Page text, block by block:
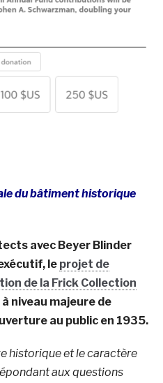
du bâtiment historique
avec Beyer Blinder
le projet de
de la Frick Collection
niveau majeure de
au public en 1935.
historique et le caractère
aux questions